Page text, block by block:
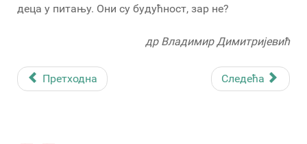
деца у питању. Они су будућност, зар не?
др Владимир Димитријевић
Претходна Следећа